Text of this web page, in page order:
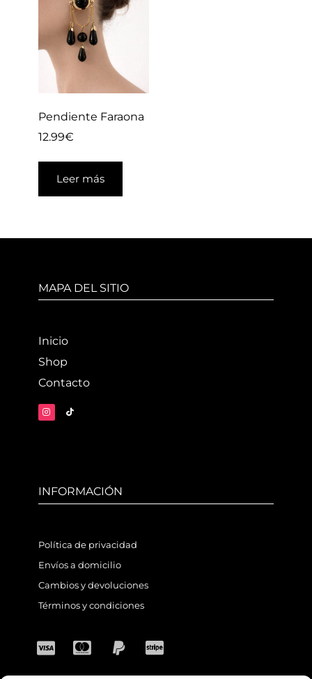
Pendiente Faraona
12.99€
Leer más
MAPA DEL SITIO
Inicio
Shop
Contacto
INFORMACIÓN
Política de privacidad
Envíos a domicilio
Cambios y devoluciones
Términos y condiciones